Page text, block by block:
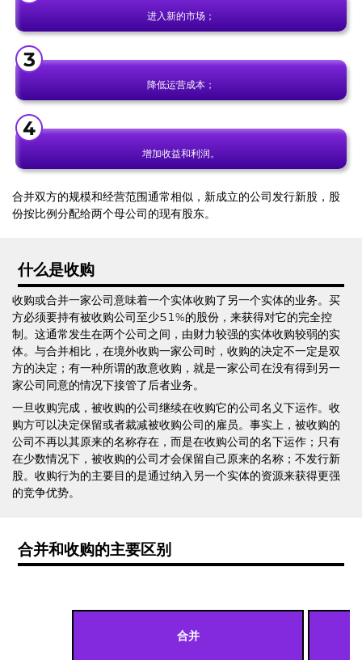
进入新的市场；
降低运营成本；
增加收益和利润。
合并双方的规模和经营范围通常相似，新成立的公司发行新股，股
份按比例分配给两个母公司的现有股东。
什么是收购
收购或合并一家公司意味着一个实体收购了另一个实体的业务。买
方必须要持有被收购公司至少51%的股份，来获得对它的完全控
制。这通常发生在两个公司之间，由财力较强的实体收购较弱的实
体。与合并相比，在境外收购一家公司时，收购的决定不一定是双
方的决定；有一种所谓的敌意收购，就是一家公司在没有得到另一
家公司同意的情况下接管了后者业务。
一旦收购完成，被收购的公司继续在收购它的公司名义下运作。收
购方可以决定保留或者裁减被收购公司的雇员。事实上，被收购的
公司不再以其原来的名称存在，而是在收购公司的名下运作；只有
在少数情况下，被收购的公司才会保留自己原来的名称；不发行新
股。收购行为的主要目的是通过纳入另一个实体的资源来获得更强
的竞争优势。
合并和收购的主要区别
合并